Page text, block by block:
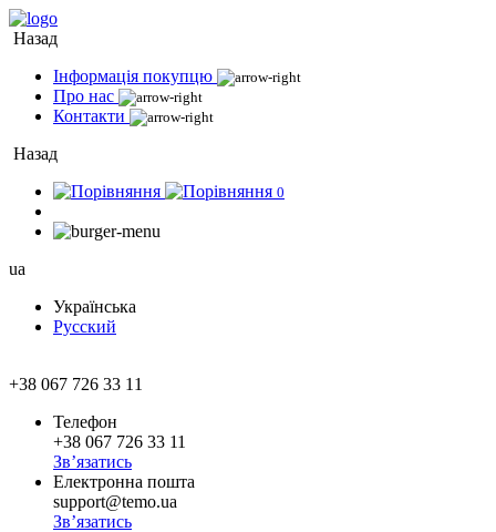
Назад
Інформація покупцю
Про нас
Контакти
Назад
0
ua
Українська
Русский
+38 067 726 33 11
Телефон
+38 067 726 33 11
Зв’язатись
Електронна пошта
support@temo.ua
Зв’язатись